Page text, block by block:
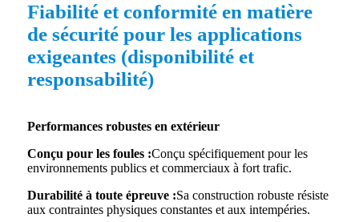
Fiabilité et conformité en matière
de sécurité pour les applications
exigeantes (disponibilité et
responsabilité)
Performances robustes en extérieur
Conçu pour les foules :Conçu spécifiquement pour les
environnements publics et commerciaux à fort trafic.
Durabilité à toute épreuve :Sa construction robuste résiste
aux contraintes physiques constantes et aux intempéries.